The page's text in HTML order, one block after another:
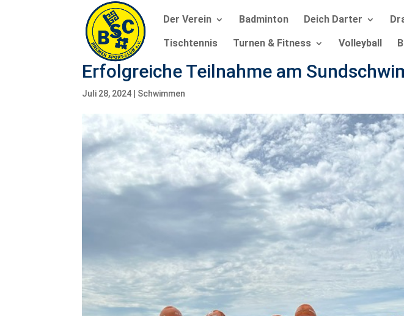
Der Verein Badminton Deich Darter
Tischtennis Turnen & Fitness Volleyball
Erfolgreiche Teilnahme am
Juli 28, 2024 Schwimmen